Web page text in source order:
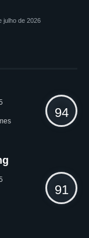
julho de 2026
94
91